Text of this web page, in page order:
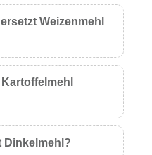
Weizenmehl
Dinkelmehl?